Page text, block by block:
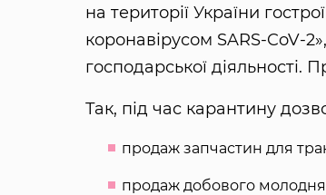
на території України
коронавірусом SARS-CoV-
господарської діяльності.
Так, під час карантину
продаж запчастин для
продаж добового